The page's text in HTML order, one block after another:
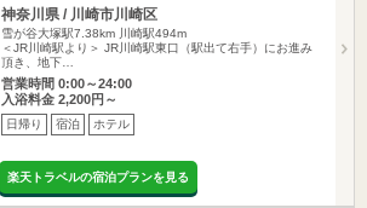
神奈川県 / 川崎市川崎区
雪が谷大塚駅7.38km
川崎駅494m
＜JR川崎駅より＞ JR川崎駅東口（駅出て右手）にお進み
頂き、地下…
営業時間 0:00～24:00
入浴料金 2,200円～
日帰り 宿泊 ホテル
楽天トラベルの宿泊プランを見る